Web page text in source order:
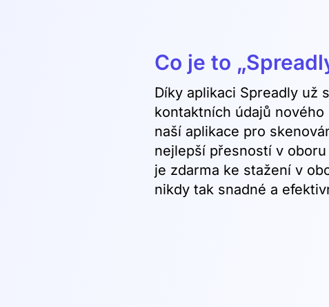
Co je to
Díky aplikaci Spreadly už
kontaktních údajů
naší aplikace pro
nejlepší přesností v
je zdarma ke stažení v
nikdy tak snadné a